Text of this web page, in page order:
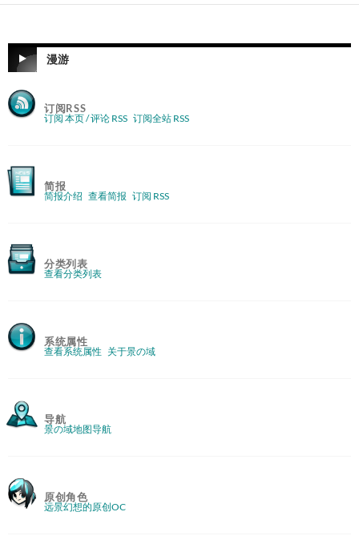
漫游
订阅RSS
订阅 本页 / 评论 RSS 订阅全站 RSS
简报
简报介绍 查看简报 订阅 RSS
分类列表
查看分类列表
系统属性
查看系统属性 关于景の域
导航
景の域地图导航
原创角色
远景幻想的原创OC